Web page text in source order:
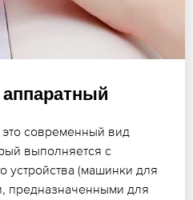
современный вид
выполняется с
устройства (машинки для
предназначенными для